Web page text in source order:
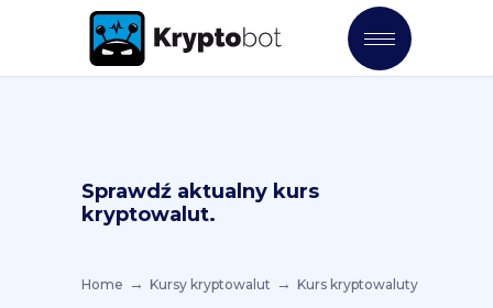
Sprawdź aktualny kurs
kryptowalut.
Home Kursy kryptowalut Kurs kryptowaluty